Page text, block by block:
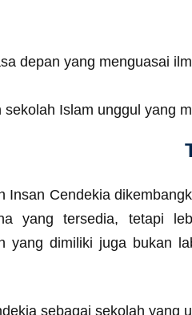
depan yang menguasai
Islam unggul yang
Cendekia
yang tersedia, tetapi
yang dimiliki juga bukan
sebagai sekolah yang